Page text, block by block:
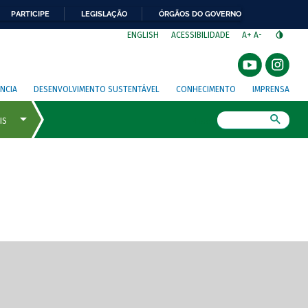
PARTICIPE LEGISLAÇÃO ÓRGÃOS DO GOVERNO
ENGLISH ACESSIBILIDADE A+ A-
DESENVOLVIMENTO SUSTENTÁVEL CONHECIMENTO IMPRENSA
de tela